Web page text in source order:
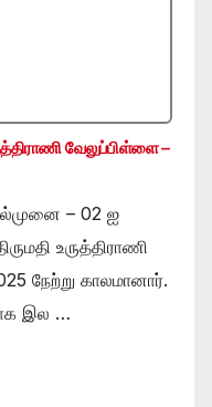
வேலுப்பிள்ளை –
– 02 ஐ
உருத்திராணி
நேற்று காலமானார்.
இல …